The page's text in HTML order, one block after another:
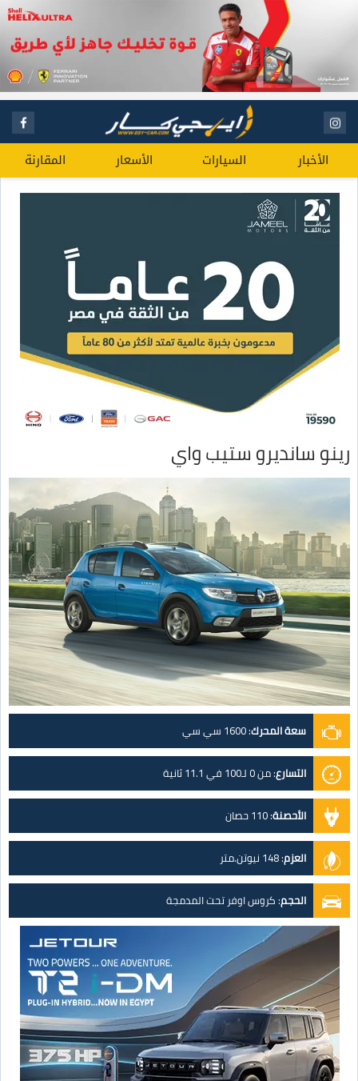
الأخبار السيارات الأسعار المقارنة
رينو سانديرو ستيب واي
سعة المحرك:1600 سي سي
التسارع:من 0 لـ100 في 11.1 ثانية
الأحصنة:110 حصان
العزم:148 نيوتن.متر
الحجم:كروس اوفر تحت المدمجة